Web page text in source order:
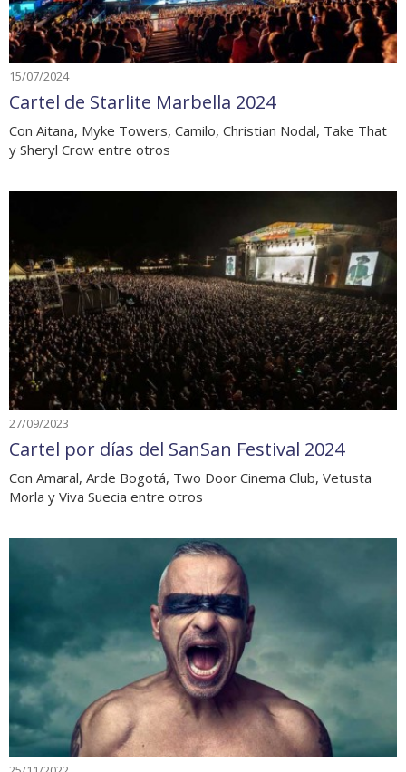
15/07/2024
Cartel de Starlite Marbella 2024
Con Aitana, Myke Towers, Camilo, Christian Nodal, Take That
y Sheryl Crow entre otros
27/09/2023
Cartel por días del SanSan Festival 2024
Con Amaral, Arde Bogotá, Two Door Cinema Club, Vetusta
Morla y Viva Suecia entre otros